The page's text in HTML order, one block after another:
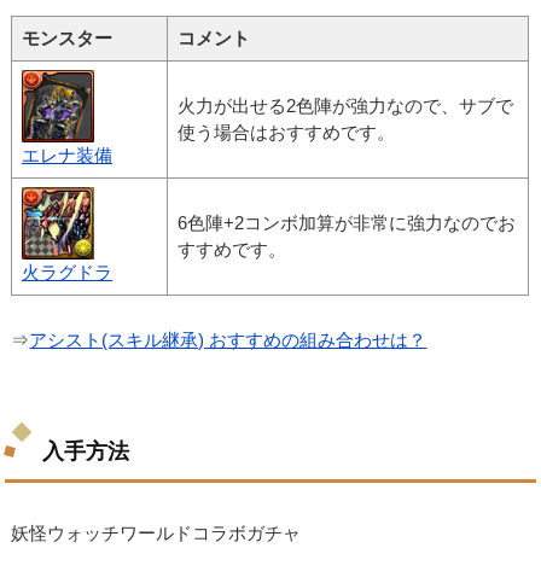
モンスター コメント
エレナ装備
火力が出せる2色陣が強力なので、サブで
使う場合はおすすめです。
火ラグドラ
6色陣+2コンボ加算が非常に強力なのでお
すすめです。
⇒アシスト(スキル継承) おすすめの組み合わせは？
入手方法
妖怪ウォッチワールドコラボガチャ